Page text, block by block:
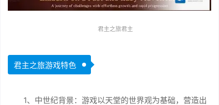
君主之旅君主
君主之旅游戏特色
1、中世纪背景：游戏以天堂的世界观为基础，营造出